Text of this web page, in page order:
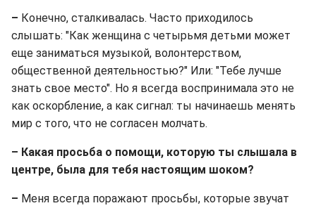
– Конечно, сталкивалась. Часто приходилось
слышать: "Как женщина с четырьмя детьми может
еще заниматься музыкой, волонтерством,
общественной деятельностью?" Или: "Тебе лучше
знать свое место". Но я всегда воспринимала это не
как оскорбление, а как сигнал: ты начинаешь менять
мир с того, что не согласен молчать.
– Какая просьба о помощи, которую ты слышала в
центре, была для тебя настоящим шоком?
– Меня всегда поражают просьбы, которые звучат